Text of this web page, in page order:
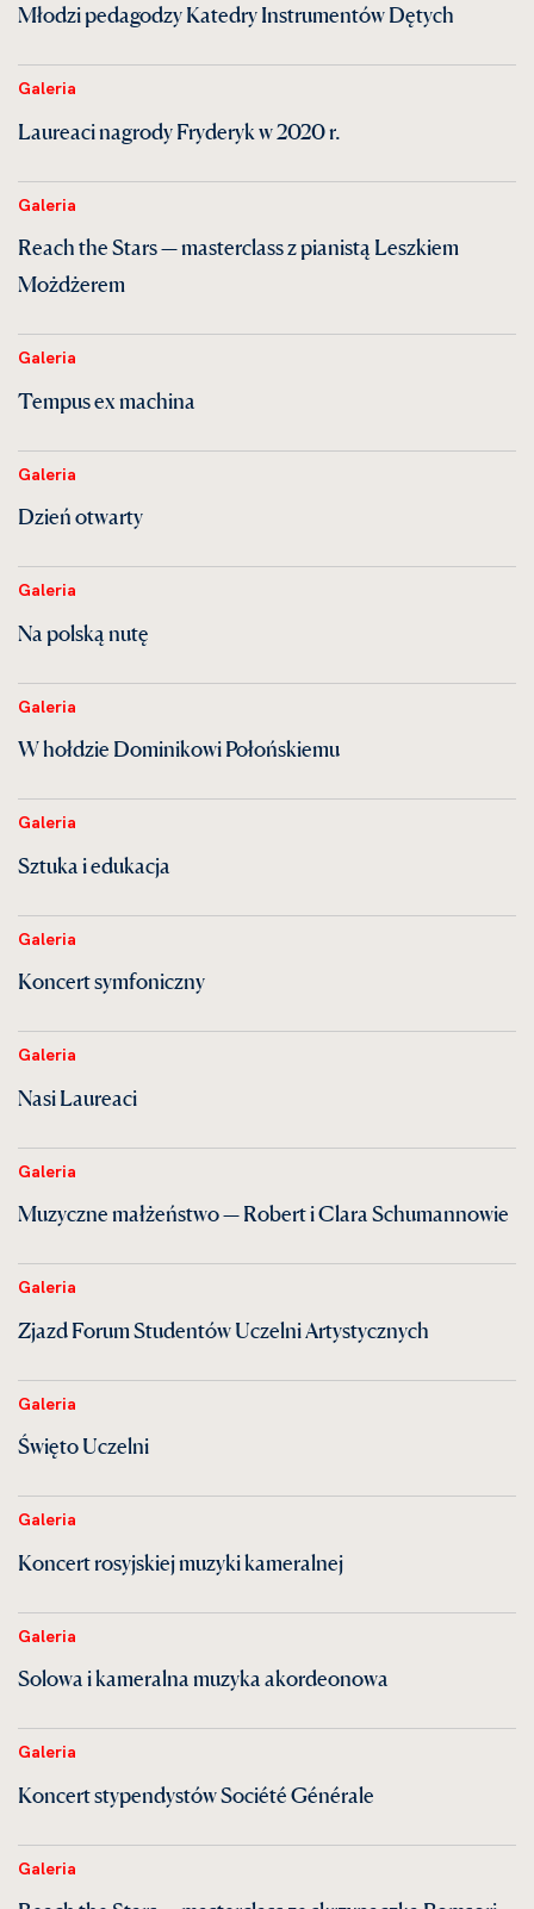
Młodzi pedagodzy Katedry Instrumentów Dętych
Galeria
Laureaci nagrody Fryderyk w 2020 r.
Galeria
Reach the Stars — masterclass z pianistą Leszkiem
Możdżerem
Galeria
Tempus ex machina
Galeria
Dzień otwarty
Galeria
Na polską nutę
Galeria
W hołdzie Dominikowi Połońskiemu
Galeria
Sztuka i edukacja
Galeria
Koncert symfoniczny
Galeria
Nasi Laureaci
Galeria
Muzyczne małżeństwo — Robert i Clara Schumannowie
Galeria
Zjazd Forum Studentów Uczelni Artystycznych
Galeria
Święto Uczelni
Galeria
Koncert rosyjskiej muzyki kameralnej
Galeria
Solowa i kameralna muzyka akordeonowa
Galeria
Koncert stypendystów Société Générale
Galeria